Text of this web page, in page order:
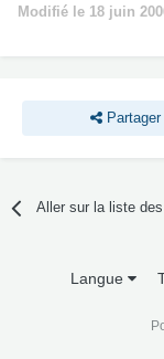
Modifié le 18 juin
Partager
Aller sur la liste
Langue